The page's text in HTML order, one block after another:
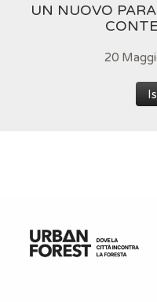
UN NUOVO
20